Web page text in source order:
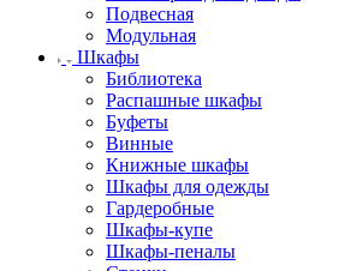
Подвесная
Модульная
Шкафы
Библиотека
Распашные шкафы
Буфеты
Винные
Книжные шкафы
Шкафы для одежды
Гардеробные
Шкафы-купе
Шкафы-пеналы